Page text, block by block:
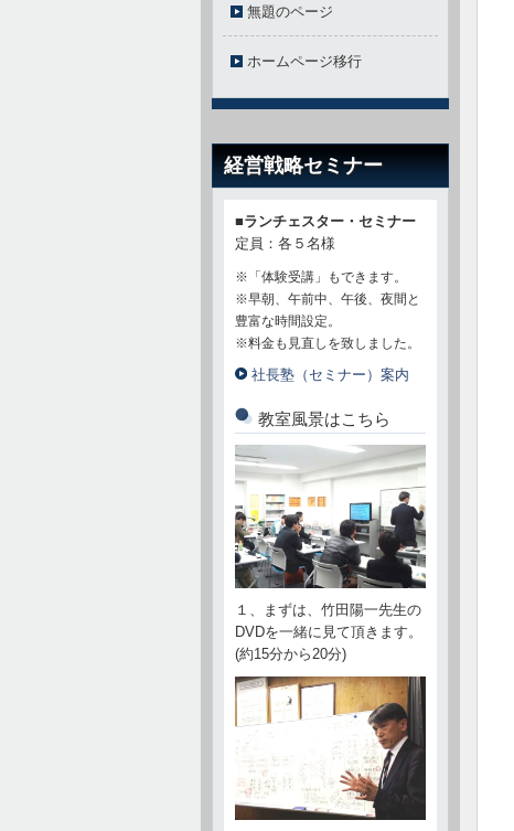
無題のページ
ホームページ移行
経営戦略セミナー
■ランチェスター・セミナー
定員：各５名様
※「体験受講」もできます。
※早朝、午前中、午後、夜間と
豊富な時間設定。
※料金も見直しを致しました。
社長塾（セミナー）案内
教室風景はこちら
１、まずは、竹田陽一先生の
DVDを一緒に見て頂きます。
(約15分から20分)